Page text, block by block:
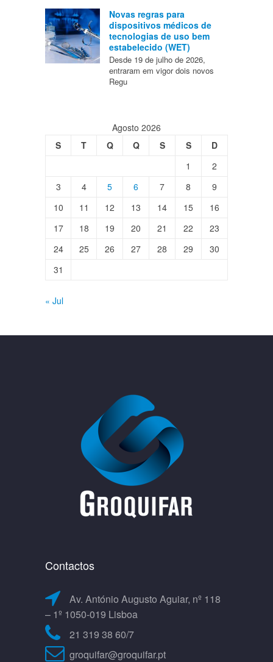
Novas regras para
dispositivos médicos de
tecnologias de uso bem
estabelecido (WET)
Desde 19 de julho de 2026,
entraram em vigor dois novos
Regu
Agosto 2026
S
T Q Q S S
D
1
2
3
4 5 6 7 8
9
10
11 12 13 14 15
16
17
18 19 20 21 22
23
24
25 26 27 28 29
30
31
« Jul
Contactos
Av. António Augusto Aguiar, nº 118
– 1º 1050-019 Lisboa
21 319 38 60/7
groquifar@groquifar.pt